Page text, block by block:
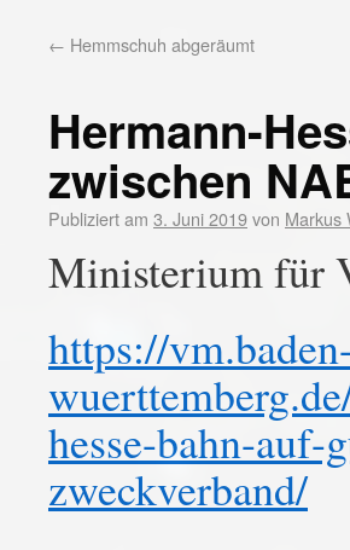
← Hemmschuh abgeräumt
Hermann-
zwischen
Publiziert am 3. Juni 2019von Markus
Ministerium für
https://
hesse-bahn-
zweckverband/